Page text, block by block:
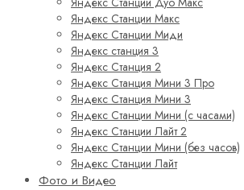
Яндекс Станции Макс
Яндекс Станции Миди
Яндекс станция 3
Яндекс Станция 2
Яндекс Станция Мини 3 Про
Яндекс Станция Мини 3
Яндекс Станции Мини (с часами)
Яндекс Станции Лайт 2
Яндекс Станции Мини (без часов)
Яндекс Станции Лайт
Фото и Видео